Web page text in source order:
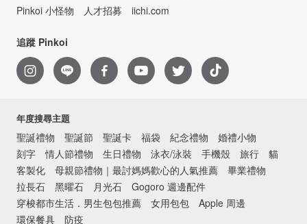
Pinkoi 小怪物
人才招募 iichi.com
追蹤 Pinkoi
年度搜尋主題
聖誕禮物 聖誕節 聖誕卡 福袋 紀念禮物
婚禮小物
刻字
情人節禮物 生日禮物 泳衣/泳裝 手機殼 旅行
貓
客製化
母親節禮物｜最討媽媽歡心的人氣推薦
畢業禮物
拉長石
黑曜石 月光石
Gogoro 週邊配件
穿梭都市生活．男生包包推薦
女用包包
Apple 周邊
環保餐具
防疫